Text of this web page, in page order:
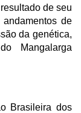
de seu
de
da genética,
Mangalarga
Brasileira dos